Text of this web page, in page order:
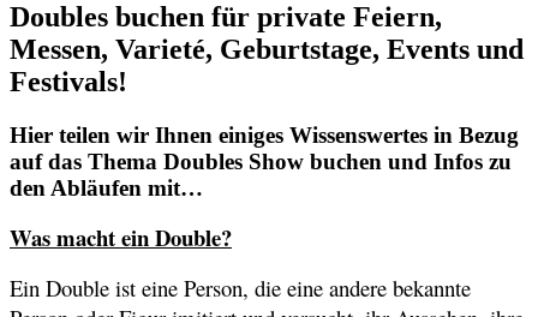
Doubles buchen für private Feiern,
Messen, Varieté, Geburtstage, Events und
Festivals!
Hier teilen wir Ihnen einiges Wissenswertes in Bezug
auf das Thema Doubles Show buchen und Infos zu
den Abläufen mit…
Was macht ein Double?
Ein Double ist eine Person, die eine andere bekannte